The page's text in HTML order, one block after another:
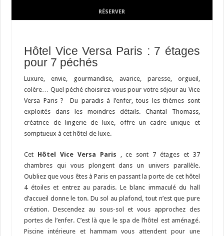
RÉSERVER
Hôtel Vice Versa Paris : 7 étages
pour 7 péchés
Luxure, envie, gourmandise, avarice, paresse, orgueil,
colère… Quel péché choisirez-vous pour votre séjour au Vice
Versa Paris ? Du paradis à l’enfer, tous les thèmes sont
exploités dans les moindres détails. Chantal Thomass,
créatrice de lingerie de luxe, offre un cadre unique et
somptueux à cet hôtel de luxe.
Cet Hôtel Vice Versa Paris , ce sont 7 étages et 37
chambres qui vous plongent dans un univers parallèle.
Oubliez que vous êtes à Paris en passant la porte de cet hôtel
4 étoiles et entrez au paradis. Le blanc immaculé du hall
d’accueil donne le ton. Du sol au plafond, tout n’est que pure
création. Descendez au sous-sol et vous approchez des
portes de l’enfer. C’est là que le spa de l’hôtel est aménagé.
Piscine intérieure et hammam vous attendent pour une